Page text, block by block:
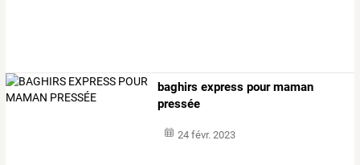
baghirs express pour maman
pressée
24 févr. 2023